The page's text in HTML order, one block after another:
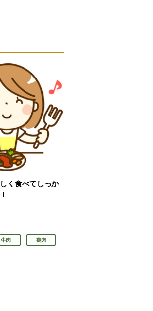
く食べてしっか
牛肉 鶏肉
登録：